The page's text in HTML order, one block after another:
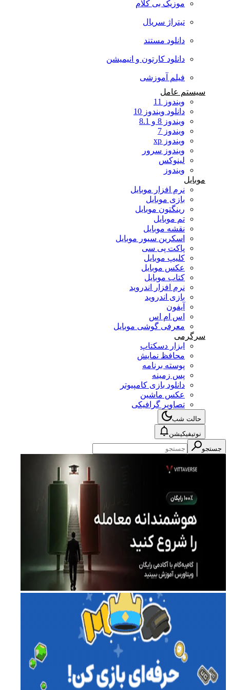
موزیک بی کلام
تیتراژ سریال
دانلود مستند
دانلود کارتون و انیمیشن
فیلم آموزشی
سیستم عامل
ویندوز 11
دانلود ویندوز 10
ویندوز 8 و 8.1
ویندوز 7
ویندوز xp
ویندوز سرور
لینوکس
ویندوز
موبایل
نرم افزار موبایل
بازی موبایل
رینگتون موبایل
تم موبایل
نقشه موبایل
اسکرین سیور موبایل
پاکت پی سی
کلیپ موبایل
عکس موبایل
کتاب موبایل
نرم افزار اندروید
بازی اندروید
آیفون
اس ام اس
معرفی گوشی موبایل
سرگرمی
ابزار دسکتاپ
محافظ نمایش
پوسته برنامه
پس زمینه
دانلود بازی کامپیوتر
عکس ماشین
تصاویر گرافیکی
حالت شب
نوتیفیکیشن
جستجو